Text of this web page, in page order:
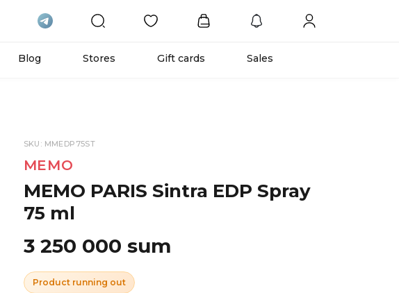
Blog Stores Gift cards Sales
SKU: MMEDP75ST
MEMO
MEMO PARIS Sintra EDP Spray
75 ml
3 250 000 sum
Product running out